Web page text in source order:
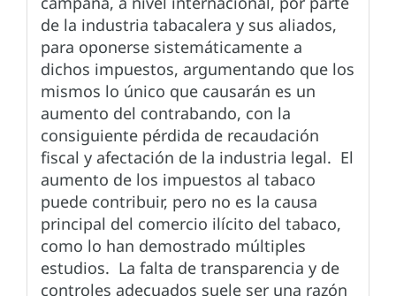
de la industria tabacalera y sus aliados,
para oponerse sistemáticamente a
dichos impuestos, argumentando que los
mismos lo único que causarán es un
aumento del contrabando, con la
consiguiente pérdida de recaudación
fiscal y afectación de la industria legal. El
aumento de los impuestos al tabaco
puede contribuir, pero no es la causa
principal del comercio ilícito del tabaco,
como lo han demostrado múltiples
estudios. La falta de transparencia y de
controles adecuados suele ser una razón